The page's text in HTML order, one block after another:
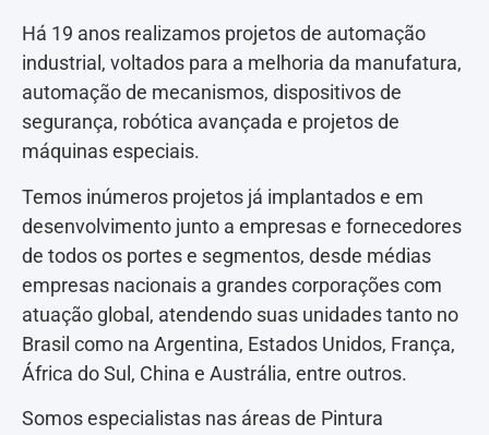
Há 19 anos realizamos projetos de automação
industrial, voltados para a melhoria da manufatura,
automação de mecanismos, dispositivos de
segurança, robótica avançada e projetos de
máquinas especiais.
Temos inúmeros projetos já implantados e em
desenvolvimento junto a empresas e fornecedores
de todos os portes e segmentos, desde médias
empresas nacionais a grandes corporações com
atuação global, atendendo suas unidades tanto no
Brasil como na Argentina, Estados Unidos, França,
África do Sul, China e Austrália, entre outros.
Somos especialistas nas áreas de Pintura